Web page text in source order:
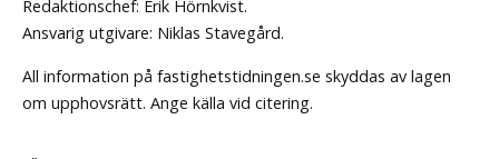
Redaktionschef: Erik Hörnkvist.
Ansvarig utgivare: Niklas Stavegård.
All information på fastighetstidningen.se skyddas av lagen
om upphovsrätt. Ange källa vid citering.